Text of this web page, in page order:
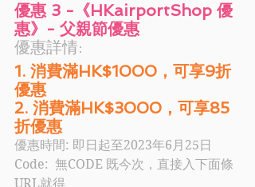
優惠 3 -《HKairportShop 優
惠》- 父親節優惠
優惠詳情:
1. 消費滿HK$1000，可享9折
優惠
2. 消費滿HK$3000，可享85
折優惠
優惠時間: 即日起至2023年6月25日
Code: 無CODE 既今次，直接入下面條
URL就得